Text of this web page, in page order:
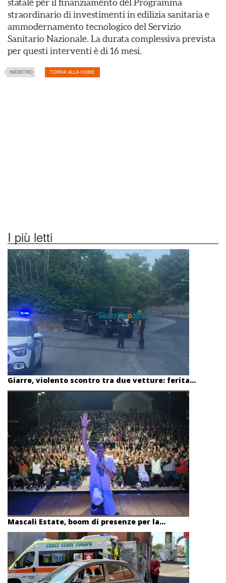
statale per il finanziamento del Programma
straordinario di investimenti in edilizia sanitaria e
ammodernamento tecnologico del Servizio
Sanitario Nazionale. La durata complessiva prevista
per questi interventi è di 16 mesi.
INDIETRO TORNA ALLA HOME
I più letti
Giarre, violento scontro tra due vetture: ferita...
Mascali Estate, boom di presenze per la...